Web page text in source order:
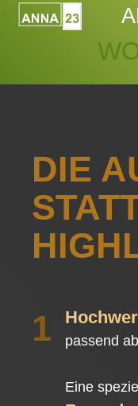
DIE
1
passend
Eine